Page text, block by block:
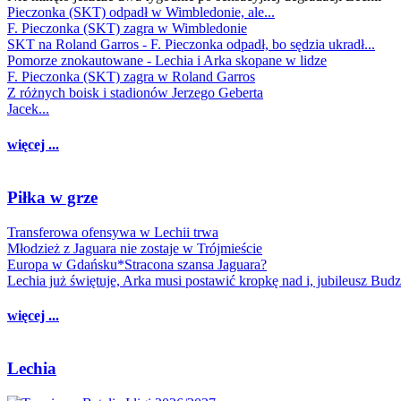
Pieczonka (SKT) odpadł w Wimbledonie, ale...
F. Pieczonka (SKT) zagra w Wimbledonie
SKT na Roland Garros - F. Pieczonka odpadł, bo sędzia ukradł...
Pomorze znokautowane - Lechia i Arka skopane w lidze
F. Pieczonka (SKT) zagra w Roland Garros
Z różnych boisk i stadionów Jerzego Geberta
Jacek...
więcej ...
Piłka w grze
Transferowa ofensywa w Lechii trwa
Młodzież z Jaguara nie zostaje w Trójmieście
Europa w Gdańsku*Stracona szansa Jaguara?
Lechia już świętuje, Arka musi postawić kropkę nad i, jubileusz
więcej ...
Lechia